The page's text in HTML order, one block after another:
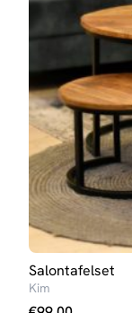
Salontafelset
Kim